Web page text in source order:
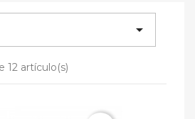

12 artículo(s)